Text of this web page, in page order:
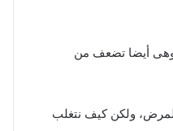
وهى أيضا تضعف من
ولكن كيف نتغلب